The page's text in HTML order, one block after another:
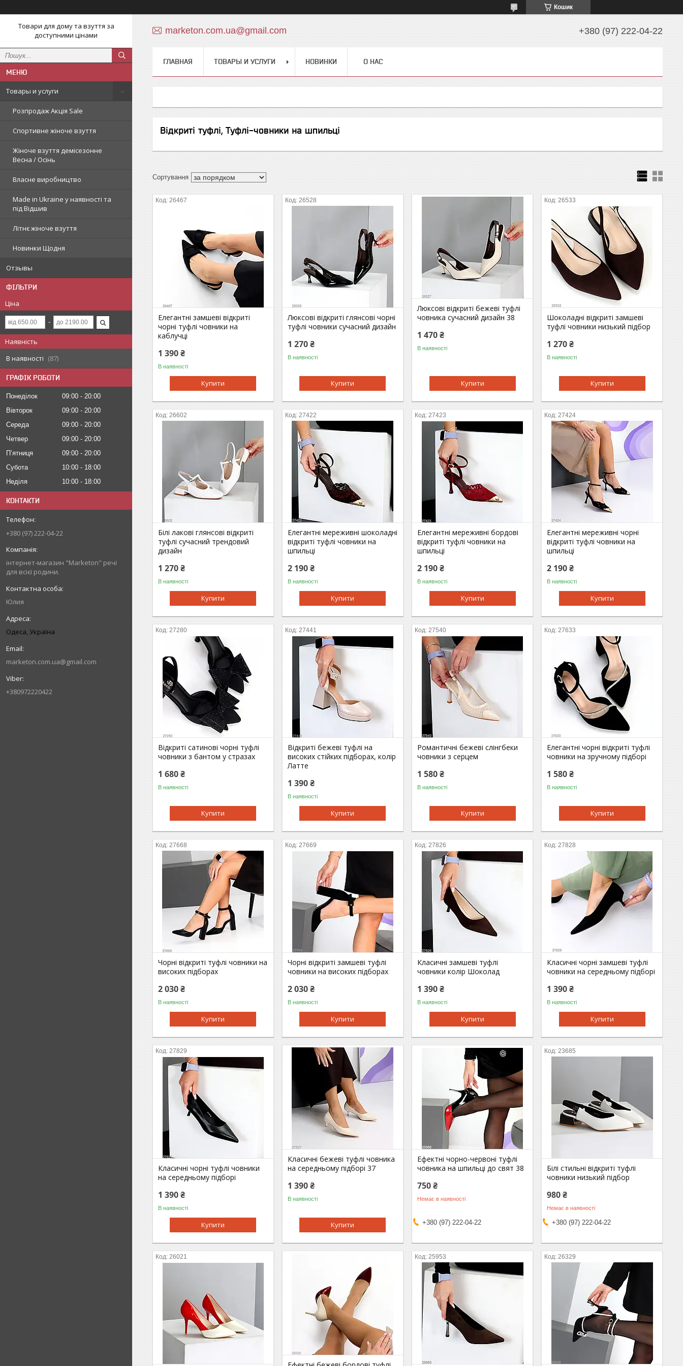
Кошик
Товари для дому та взуття за
доступними цінами
Товары и услуги
Розпродаж Акція Sale
Спортивне жіноче взуття
Жіноче взуття демісезонне
Весна / Осінь
Власне виробництво
Made in Ukraine у наявності та
під Відшив
Літнє жіноче взуття
Новинки Щодня
Отзывы
ФІЛЬТРИ
Ціна
Наявність
В наявності
87
ГРАФІК РОБОТИ
Понеділок 09:00
20:00
Вівторок
09:00
20:00
Середа
09:00
20:00
Четвер
09:00
20:00
Пʼятниця
09:00
20:00
Субота
10:00
18:00
Неділя
10:00 18:00
КОНТАКТИ
+380 (97) 222-04-22
інтернет-магазин "Marketon" речі
для всієї родини.
Юлия
Одеса, Україна
marketon.com.ua@gmail.com
+380972220422
marketon.com.ua@gmail.com +380 (97) 222-04-22
ГЛАВНАЯ ТОВАРЫ И УСЛУГИ НОВИНКИ О НАС
Відкриті туфлі, Туфлі-човники на шпильці
26467
Елегантні замшеві відкриті
чорні туфлі човники на
каблучці
1 390 ₴
В наявності
Купити
26528
Люксові відкриті глянсові чорні
туфлі човники сучасний дизайн
1 270 ₴
В наявності
Купити
Люксові відкриті бежеві туфлі
човника сучасний дизайн 38
1 470 ₴
В наявності
Купити
26533
Шоколадні відкриті замшеві
туфлі човники низький підбор
1 270 ₴
В наявності
Купити
26602
Білі лакові глянсові відкриті
туфлі сучасний трендовий
дизайн
1 270 ₴
В наявності
Купити
27422
Елегантні мереживні шоколадні
відкриті туфлі човники на
шпильці
2 190 ₴
В наявності
Купити
27423
Елегантні мереживні бордові
відкриті туфлі човники на
шпильці
2 190 ₴
В наявності
Купити
27424
Елегантні мереживні чорні
відкриті туфлі човники на
шпильці
2 190 ₴
В наявності
Купити
27280
Відкриті сатинові чорні туфлі
човники з бантом у стразах
1 680 ₴
В наявності
Купити
27441
Відкриті бежеві туфлі на
високих стійких підборах, колір
Латте
1 390 ₴
В наявності
Купити
27540
Романтичні бежеві слінгбеки
човники з серцем
1 580 ₴
В наявності
Купити
27633
Елегантні чорні відкриті туфлі
човники на зручному підборі
1 580 ₴
В наявності
Купити
27668
Чорні відкриті туфлі човники на
високих підборах
2 030 ₴
В наявності
Купити
27669
Чорні відкриті замшеві туфлі
човники на високих підборах
2 030 ₴
В наявності
Купити
27826
Класичні замшеві туфлі
човники колір Шоколад
1 390 ₴
В наявності
Купити
27828
Класичні чорні замшеві туфлі
човники на середньому підборі
1 390 ₴
В наявності
Купити
27829
Класичні чорні туфлі човники
на середньому підборі
1 390 ₴
В наявності
Купити
Класичні бежеві туфлі човника
на середньому підборі 37
1 390 ₴
В наявності
Купити
Ефектні чорно-червоні туфлі
човника на шпильці до свят 38
750 ₴
Немає в наявності
+380 (97) 222-04-22
23685
Білі стильні відкриті туфлі
човники низький підбор
980 ₴
Немає в наявності
+380 (97) 222-04-22
26021 25953 26329